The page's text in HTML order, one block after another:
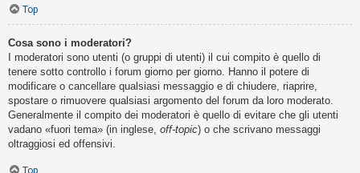
Top
Cosa sono i moderatori?
I moderatori sono utenti (o gruppi di utenti) il cui compito è quello di
tenere sotto controllo i forum giorno per giorno. Hanno il potere di
modificare o cancellare qualsiasi messaggio e di chiudere, riaprire,
spostare o rimuovere qualsiasi argomento del forum da loro moderato.
Generalmente il compito dei moderatori è quello di evitare che gli utenti
vadano «fuori tema» (in inglese, off-topic) o che scrivano messaggi
oltraggiosi ed offensivi.